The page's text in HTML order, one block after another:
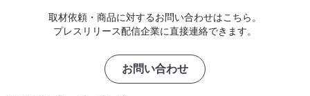
取材依頼・商品に対するお問い合わせはこちら。
プレスリリース配信企業に直接連絡できます。
お問い合わせ